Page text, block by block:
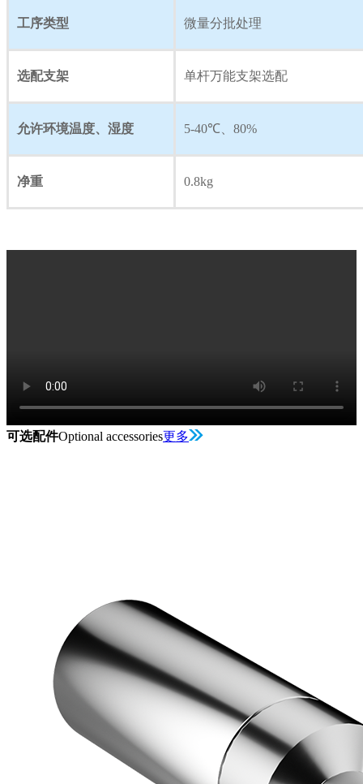
工序类型 微量分批处理
选配支架 单杆万能支架选配
允许环境温度、湿度 5-40℃、80%
净重 0.8kg
可选配件Optional accessories更多